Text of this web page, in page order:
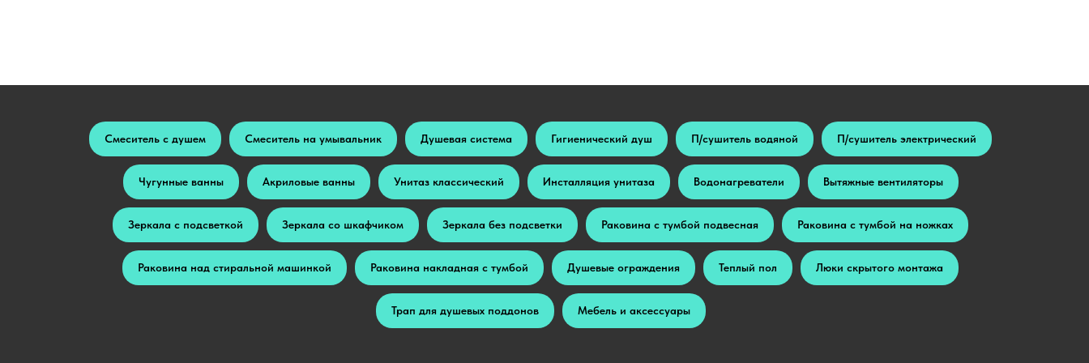
Смеситель с душем Смеситель на умывальник Душевая система Гигиенический душ П/сушитель водяной П/сушитель электрический
Чугунные ванны Акриловые ванны Унитаз классический Инсталляция унитаза Водонагреватели Вытяжные вентиляторы
Зеркала с подсветкой Зеркала со шкафчиком Зеркала без подсветки Раковина с тумбой подвесная Раковина с тумбой на ножках
Раковина над стиральной машинкой Раковина накладная с тумбой Душевые ограждения Теплый пол Люки скрытого монтажа
Трап для душевых поддонов Мебель и аксессуары